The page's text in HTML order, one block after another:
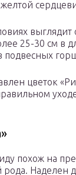
выглядит
25-30 см в
подвесных
цветок
похож на
рода. Наделен